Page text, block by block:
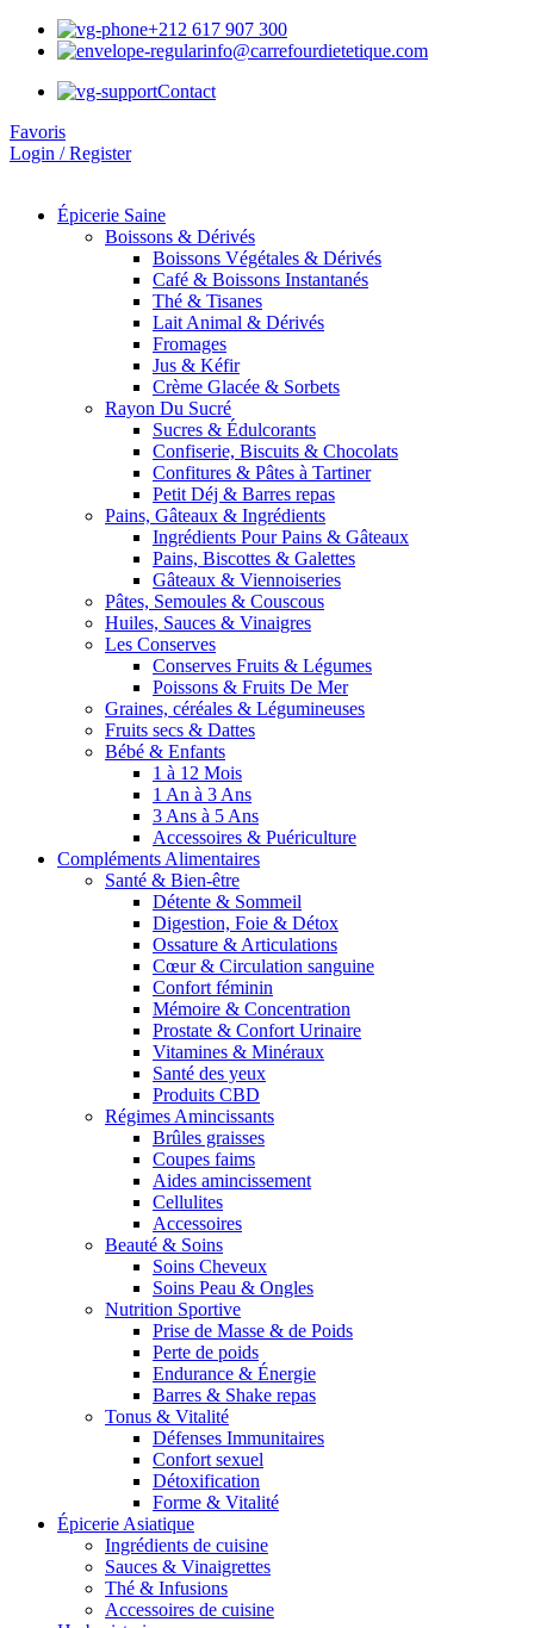
+212 617 907 300
info@carrefourdietetique.com
Contact
Favoris
Login / Register
Épicerie Saine
Boissons & Dérivés
Boissons Végétales & Dérivés
Café & Boissons Instantanés
Thé & Tisanes
Lait Animal & Dérivés
Fromages
Jus & Kéfir
Crème Glacée & Sorbets
Rayon Du Sucré
Sucres & Édulcorants
Confiserie, Biscuits & Chocolats
Confitures & Pâtes à Tartiner
Petit Déj & Barres repas
Pains, Gâteaux & Ingrédients
Ingrédients Pour Pains & Gâteaux
Pains, Biscottes & Galettes
Gâteaux & Viennoiseries
Pâtes, Semoules & Couscous
Huiles, Sauces & Vinaigres
Les Conserves
Conserves Fruits & Légumes
Poissons & Fruits De Mer
Graines, céréales & Légumineuses
Fruits secs & Dattes
Bébé & Enfants
1 à 12 Mois
1 An à 3 Ans
3 Ans à 5 Ans
Accessoires & Puériculture
Compléments Alimentaires
Santé & Bien-être
Détente & Sommeil
Digestion, Foie & Détox
Ossature & Articulations
Cœur & Circulation sanguine
Confort féminin
Mémoire & Concentration
Prostate & Confort Urinaire
Vitamines & Minéraux
Santé des yeux
Produits CBD
Régimes Amincissants
Brûles graisses
Coupes faims
Aides amincissement
Cellulites
Accessoires
Beauté & Soins
Soins Cheveux
Soins Peau & Ongles
Nutrition Sportive
Prise de Masse & de Poids
Perte de poids
Endurance & Énergie
Barres & Shake repas
Tonus & Vitalité
Défenses Immunitaires
Confort sexuel
Détoxification
Forme & Vitalité
Épicerie Asiatique
Ingrédients de cuisine
Sauces & Vinaigrettes
Thé & Infusions
Accessoires de cuisine